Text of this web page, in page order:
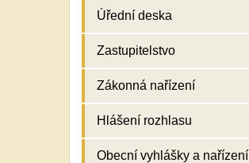
Úřední deska
Zastupitelstvo
Zákonná nařízení
Hlášení rozhlasu
Obecní vyhlášky a nařízení